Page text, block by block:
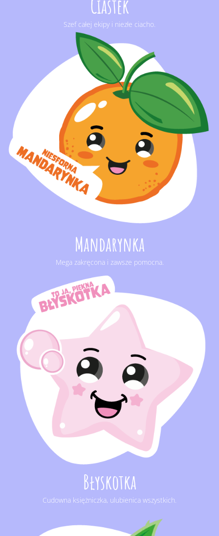
Ciastek
Szef całej ekipy i niezłe ciacho.
Mandarynka
Mega zakręcona i zawsze pomocna.
Błyskotka
Cudowna księżniczka, ulubienica wszystkich.